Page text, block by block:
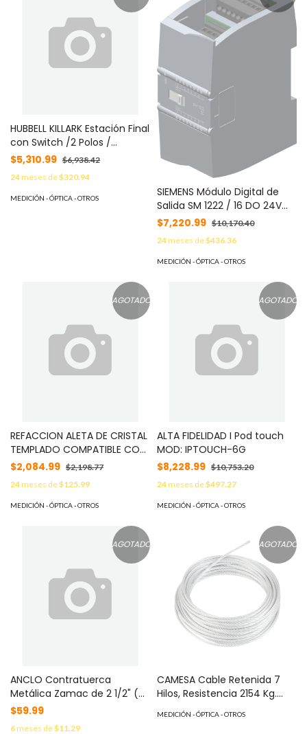
HUBBELL KILLARK Estación Final
con Switch /2 Polos /
Aluminio / Clase I Div 1&2
Grupos C,D / 20A / Orificio
de 3/4 in (19 mm) /ON-OFF.
MOD: HUB-XS-22C
$5,310.99 $6,938.42
24meses de$320.94
MEDICIÓN - ÓPTICA - OTROS
SIEMENS Módulo Digital de
Salida SM 1222 / 16 DO 24V
DC / Transistor 0.5A /
Aprobaciones
Internacionales / Potencial
68.6 kg CO2 MOD: 6ES7222-
$7,220.99 $10,170.40
24meses de$436.36
MEDICIÓN - ÓPTICA - OTROS
AGOTADO
REFACCION ALETA DE CRISTAL
TEMPLADO COMPATIBLE CON
PUERTA DE CORTESIA
$2,084.99 $2,198.77
24meses de$125.99
MEDICIÓN - ÓPTICA - OTROS
AGOTADO
ALTA FIDELIDAD I Pod touch
MOD: IPTOUCH-6G
$8,228.99 $10,753.20
24meses de$497.27
MEDICIÓN - ÓPTICA - OTROS
AGOTADO
ANCLO Contratuerca
Metálica Zamac de 2 1/2" (63
mm)ï»¿. MOD: ANC-CT212
$59.99
6meses de$11.29
AGOTADO
CAMESA Cable Retenida 7
Hilos, Resistencia 2154 Kg.
m). MOD:
MEDICIÓN - ÓPTICA - OTROS